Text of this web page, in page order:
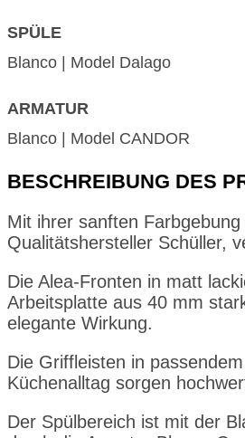
SPÜLE
Blanco | Model Dalago
ARMATUR
Blanco | Model CANDOR
BESCHREIBUNG DES
Mit ihrer sanften
Qualitätshersteller Schüller,
Die Alea-Fronten in matt
Arbeitsplatte aus 40 mm
elegante Wirkung.
Die Griffleisten in
Küchenalltag sorgen
Der Spülbereich ist mit der